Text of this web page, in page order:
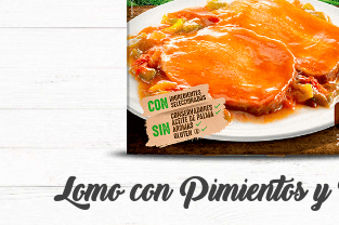
Lomo con Pimientos